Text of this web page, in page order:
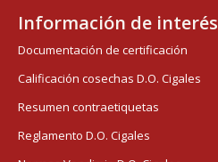
Información de interés
Documentación de certificación
Calificación cosechas D.O. Cigales
Resumen contraetiquetas
Reglamento D.O. Cigales